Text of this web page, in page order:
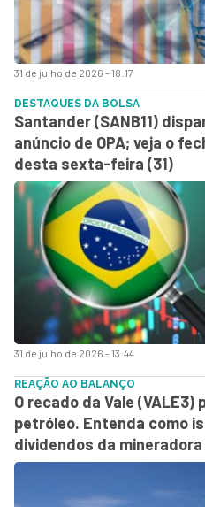
31 de julho de 2026 - 18:17
31 de julho de 2026 - 13:44
DESTAQUES DA BOLSA
Santander (SANB11)
anúncio de OPA; veja o
desta sexta-feira (31)
REAÇÃO AO BALANÇO
O recado da Vale
petróleo. Entenda como
dividendos da mineradora